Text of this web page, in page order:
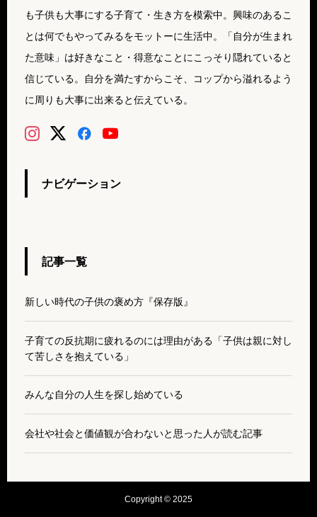
も子供も大事にする子育て・生き方を模索中。興味のあるこ
とは何でもやってみるをモットーに生活中。「自分が生まれ
た意味」は好きなこと・得意なことにこっそり隠れていると
信じている。自分を満たすからこそ、コップから溢れるよう
に周りも大事に出来ると伝えている。
ナビゲーション
記事一覧
新しい時代の子供の褒め方『保存版』
子育ての反抗期に疲れるのには理由がある「子供は親に対し
て苦しさを抱えている」
みんな自分の人生を探し始めている
会社や社会と価値観が合わないと思った人が読む記事
Copyright © 2025